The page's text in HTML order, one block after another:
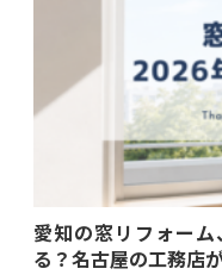
愛知の窓リフォー
る？名古屋の工務店